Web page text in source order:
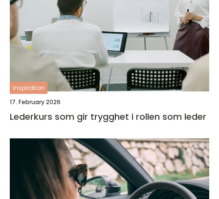
inspiration
17. February 2026
Lederkurs som gir trygghet i rollen som leder